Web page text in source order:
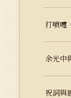
打噴嚏
余光中
祝詞與